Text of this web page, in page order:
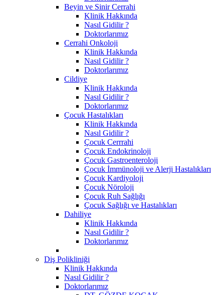
Beyin ve Sinir Cerrahi
Klinik Hakkında
Nasıl Gidilir ?
Doktorlarımız
Cerrahi Onkoloji
Klinik Hakkında
Nasıl Gidilir ?
Doktorlarımız
Cildiye
Klinik Hakkında
Nasıl Gidilir ?
Doktorlarımız
Çocuk Hastalıkları
Klinik Hakkında
Nasıl Gidilir ?
Çocuk Cerrrahi
Çocuk Endokrinoloji
Çocuk Gastroenteroloji
Çocuk İmmünoloji ve Alerji Hastalıkları
Çocuk Kardiyoloji
Çocuk Nöroloji
Çocuk Ruh Sağlığı
Çocuk Sağlığı ve Hastalıkları
Dahiliye
Klinik Hakkında
Nasıl Gidilir ?
Doktorlarımız
Diş Polikliniği
Klinik Hakkında
Nasıl Gidilir ?
Doktorlarımız